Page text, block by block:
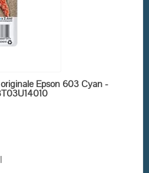
EN STOCK Epson 603 Cyan -